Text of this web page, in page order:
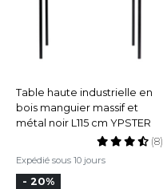
Table haute industrielle en
bois manguier massif et
métal noir L115 cm YPSTER
Expédié sous 10 jours
(8)
- 20%